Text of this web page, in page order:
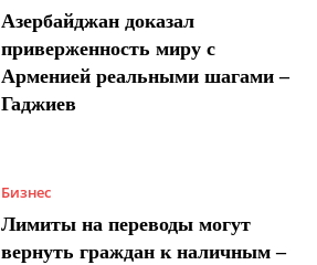
Азербайджан доказал
приверженность миру с
Арменией реальными шагами –
Гаджиев
Бизнес
Лимиты на переводы могут
вернуть граждан к наличным –